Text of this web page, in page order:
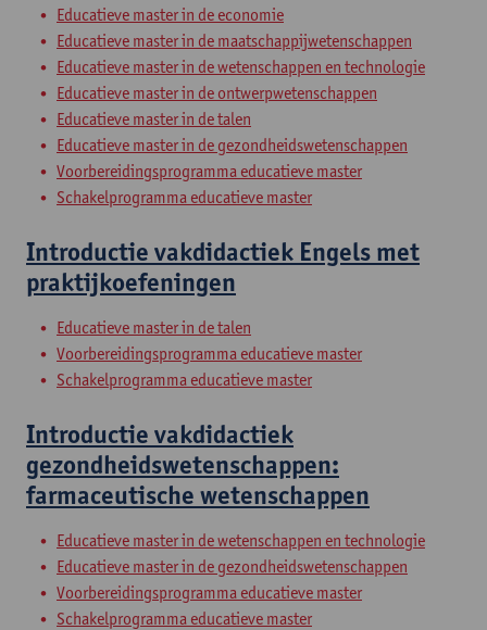
Educatieve master in de economie
Educatieve master in de maatschappijwetenschappen
Educatieve master in de wetenschappen en technologie
Educatieve master in de ontwerpwetenschappen
Educatieve master in de talen
Educatieve master in de gezondheidswetenschappen
Voorbereidingsprogramma educatieve master
Schakelprogramma educatieve master
Introductie vakdidactiek Engels met
praktijkoefeningen
Educatieve master in de talen
Voorbereidingsprogramma educatieve master
Schakelprogramma educatieve master
Introductie vakdidactiek
gezondheidswetenschappen:
farmaceutische wetenschappen
Educatieve master in de wetenschappen en technologie
Educatieve master in de gezondheidswetenschappen
Voorbereidingsprogramma educatieve master
Schakelprogramma educatieve master